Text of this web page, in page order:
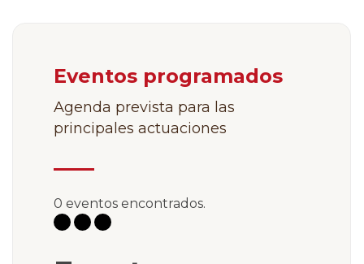
Eventos programados
Agenda prevista para las
principales actuaciones
0 eventos encontrados.